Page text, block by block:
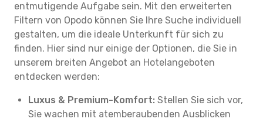
entmutigende Aufgabe sein. Mit den erweiterten
Filtern von Opodo können Sie Ihre Suche individuell
gestalten, um die ideale Unterkunft für sich zu
finden. Hier sind nur einige der Optionen, die Sie in
unserem breiten Angebot an Hotelangeboten
entdecken werden:
Luxus & Premium-Komfort: Stellen Sie sich vor,
Sie wachen mit atemberaubenden Ausblicken